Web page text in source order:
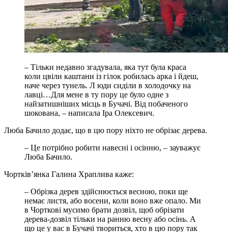
– Тільки недавно згадувала, яка тут була краса
коли цвіли каштани із гілок робилась арка і йдеш,
наче через тунель. Л юди сиділи в холодочку на
лавці…Для мене в ту пору це було одне з
найзатишніших місць в Бучачі. Від побаченого
шокована, – написала Іра Олексевич.
Люба Бачило додає, що в цю пору ніхто не обрізає дерева.
– Це потрібно робити навесні і осінню, – зауважує
Люба Бачило.
Чортків’янка Галина Храплива каже:
– Обрізка дерев здійснюється весною, поки ще
немає листя, або восени, коли воно вже опало. Ми
в Чорткові мусимо брати дозвіл, щоб обрізати
дерева-дозвіл тільки на ранню весну або осінь. А
що це у вас в Бучачі твориться, хто в цю пору так